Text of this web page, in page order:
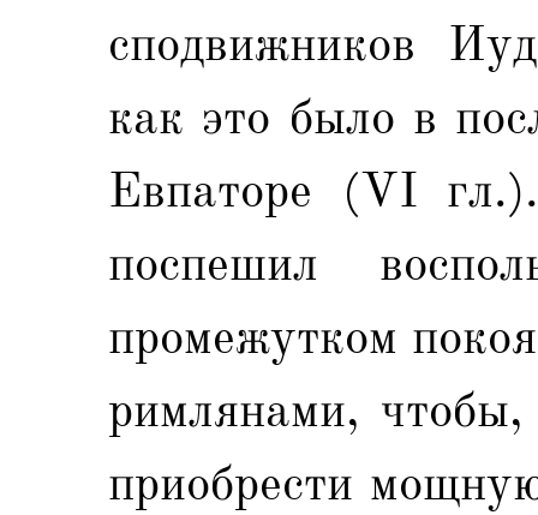
сподвижников
как это было в
Евпаторе (VI
поспешил
промежутком
римлянами, чтобы,
приобрести